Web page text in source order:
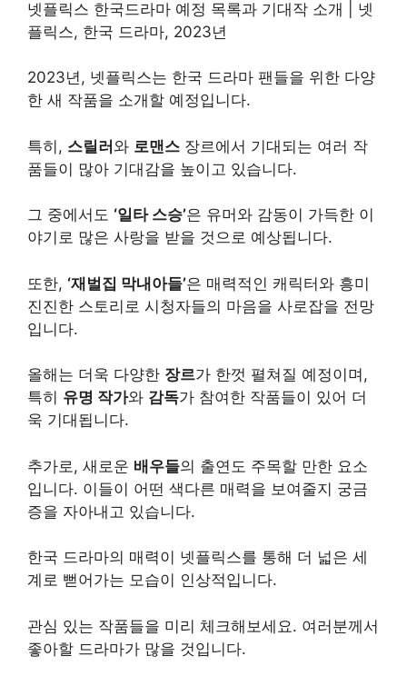
넷플릭스 한국드라마 예정 목록과 기대작 소개 | 넷
플릭스, 한국 드라마, 2023년
2023년, 넷플릭스는 한국 드라마 팬들을 위한 다양
한 새 작품을 소개할 예정입니다.
특히, 스릴러와 로맨스 장르에서 기대되는 여러 작
품들이 많아 기대감을 높이고 있습니다.
그 중에서도 ‘일타 스승’은 유머와 감동이 가득한 이
야기로 많은 사랑을 받을 것으로 예상됩니다.
또한, ‘재벌집 막내아들’은 매력적인 캐릭터와 흥미
진진한 스토리로 시청자들의 마음을 사로잡을 전망
입니다.
올해는 더욱 다양한 장르가 한껏 펼쳐질 예정이며,
특히 유명 작가와 감독가 참여한 작품들이 있어 더
욱 기대됩니다.
추가로, 새로운 배우들의 출연도 주목할 만한 요소
입니다. 이들이 어떤 색다른 매력을 보여줄지 궁금
증을 자아내고 있습니다.
한국 드라마의 매력이 넷플릭스를 통해 더 넓은 세
계로 뻗어가는 모습이 인상적입니다.
관심 있는 작품들을 미리 체크해보세요. 여러분께서
좋아할 드라마가 많을 것입니다.